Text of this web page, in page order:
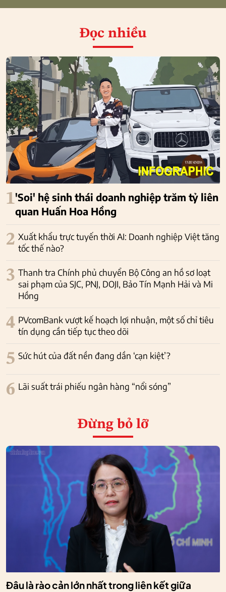
Đọc nhiều
1'Soi' hệ sinh thái doanh nghiệp trăm tỷ liên
quan Huấn Hoa Hồng
2 Xuất khẩu trực tuyến thời AI: Doanh nghiệp Việt tăng
tốc thế nào?
3 Thanh tra Chính phủ chuyển Bộ Công an hồ sơ loạt
sai phạm của SJC, PNJ, DOJI, Bảo Tín Mạnh Hải và Mi
Hồng
4 PVcomBank vượt kế hoạch lợi nhuận, một số chỉ tiêu
tín dụng cần tiếp tục theo dõi
5 Sức hút của đất nền đang dần ‘cạn kiệt’?
6 Lãi suất trái phiếu ngân hàng “nổi sóng”
Đừng bỏ lỡ
Đâu là rào cản lớn nhất trong liên kết giữa